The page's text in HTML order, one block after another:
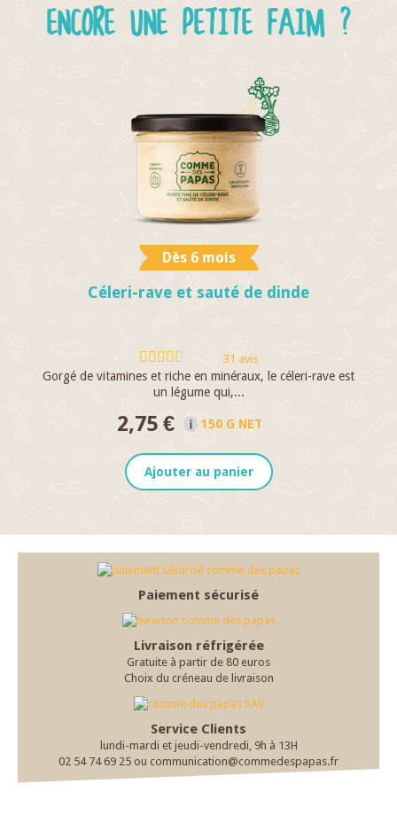
ENCORE UNE PETITE FAIM ?
Dès 6 mois
Céleri-rave et sauté de dinde
31 avis
Gorgé de vitamines et riche en minéraux, le céleri-rave est
un légume qui,...
2,75 € 150 G NET
Ajouter au panier
Paiement sécurisé
Livraison réfrigérée
Gratuite à partir de 80 euros
Choix du créneau de livraison
Service Clients
lundi-mardi et jeudi-vendredi, 9h à 13H
02 54 74 69 25 ou communication@commedespapas.fr